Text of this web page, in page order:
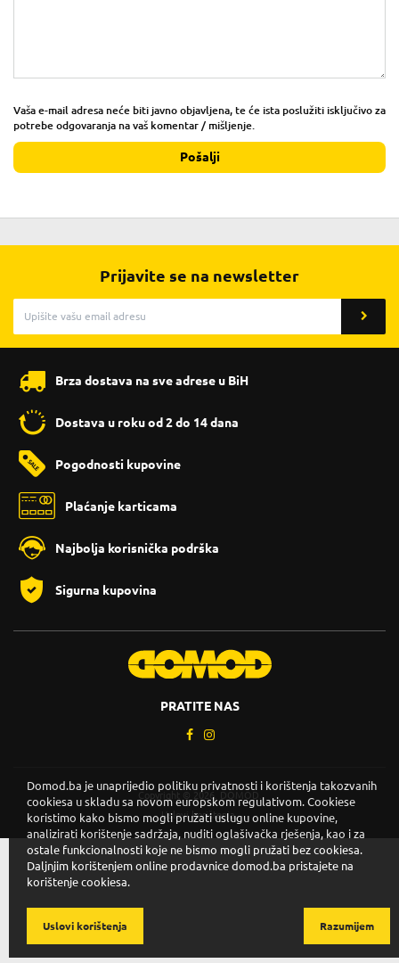
Vaša e-mail adresa neće biti javno objavljena, te će ista poslužiti isključivo za
potrebe odgovaranja na vaš komentar / mišljenje.
Pošalji
Prijavite se na newsletter
Brza dostava na sve adrese u BiH
Dostava u roku od 2 do 14 dana
Pogodnosti kupovine
Plaćanje karticama
Najbolja korisnička podrška
Sigurna kupovina
PRATITE NAS
Copyright © 2026. DOMOD.
Uslovi korištenja.
Domod.ba je unaprijedio politiku privatnosti i korištenja takozvanih
cookiesa u skladu sa novom europskom regulativom. Cookiese
koristimo kako bismo mogli pružati uslugu online kupovine,
analizirati korištenje sadržaja, nuditi oglašivačka rješenja, kao i za
ostale funkcionalnosti koje ne bismo mogli pružati bez cookiesa.
Daljnjim korištenjem online prodavnice domod.ba pristajete na
korištenje cookiesa.
Razumijem
Uslovi korištenja